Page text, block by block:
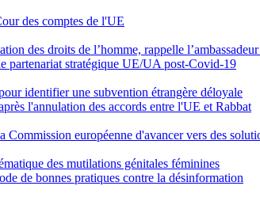
des comptes de l'UE
des droits de l’homme, rappelle
partenariat stratégique UE/UA post-Covid-19
identifier une subvention étrangère déloyale
l'annulation des accords entre l'UE et Rabbat
Commission européenne d'avancer vers des
des mutilations génitales féminines
de bonnes pratiques contre la désinformation